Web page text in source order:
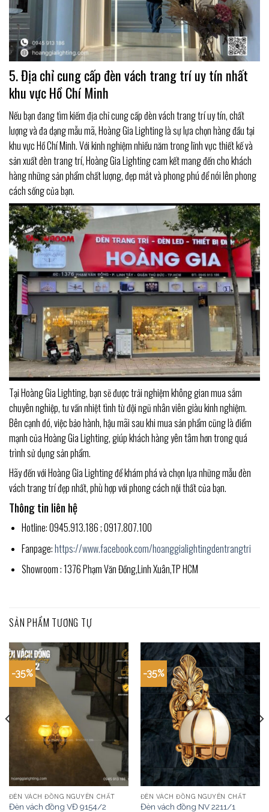
5. Địa chỉ cung cấp đèn vách trang trí uy tín nhất
khu vực Hồ Chí Minh
Nếu bạn đang tìm kiếm địa chỉ cung cấp đèn vách trang trí uy tín, chất
lượng và đa dạng mẫu mã, Hoàng Gia Lighting là sự lựa chọn hàng đầu tại
khu vực Hồ Chí Minh. Với kinh nghiệm nhiều năm trong lĩnh vực thiết kế và
sản xuất đèn trang trí, Hoàng Gia Lighting cam kết mang đến cho khách
hàng những sản phẩm chất lượng, đẹp mắt và phong phú để nói lên phong
cách sống của bạn.
Tại Hoàng Gia Lighting, bạn sẽ được trải nghiệm không gian mua sắm
chuyên nghiệp, tư vấn nhiệt tình từ đội ngũ nhân viên giàu kinh nghiệm.
Bên cạnh đó, việc bảo hành, hậu mãi sau khi mua sản phẩm cũng là điểm
mạnh của Hoàng Gia Lighting, giúp khách hàng yên tâm hơn trong quá
trình sử dụng sản phẩm.
Hãy đến với Hoàng Gia Lighting để khám phá và chọn lựa những mẫu đèn
vách trang trí đẹp nhất, phù hợp với phong cách nội thất của bạn.
Thông tin liên hệ
Hotline: 0945.913.186 ; 0917.807.100
Fanpage:https://www.facebook.com/hoanggialightingdentrangtri
Showroom : 1376 Phạm Văn Đồng,Linh Xuân,TP HCM
SẢN PHẨM TƯƠNG TỰ
-35%
ĐÈN VÁCH ĐỒNG NGUYÊN CHẤT
Đèn vách đồng VĐ 9154/2
-35%
ĐÈN VÁCH ĐỒNG NGUYÊN CHẤT
Đèn vách đồng NV 2211/1